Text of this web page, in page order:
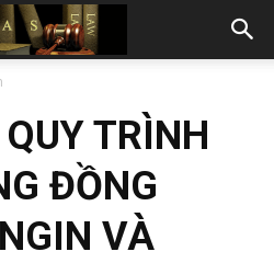
TRÌNH
ĐỒNG
VÀ